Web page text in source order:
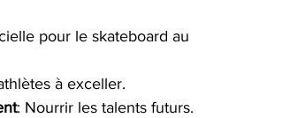
pour le skateboard au
à exceller.
: Nourrir les talents futurs.